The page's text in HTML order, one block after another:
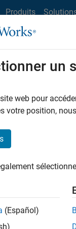
Produits
MathWorks
Adresses de
d'offre
Les
un
web pour
votre position,
(Español)